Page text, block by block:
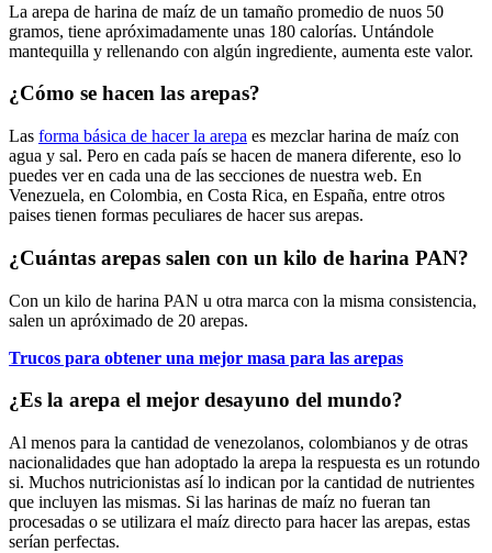
La arepa de harina de maíz de un tamaño promedio de nuos 50
gramos, tiene apróximadamente unas 180 calorías. Untándole
mantequilla y rellenando con algún ingrediente, aumenta este valor.
¿Cómo se hacen las arepas?
Las forma básica de hacer la arepa es mezclar harina de maíz con
agua y sal. Pero en cada país se hacen de manera diferente, eso lo
puedes ver en cada una de las secciones de nuestra web. En
Venezuela, en Colombia, en Costa Rica, en España, entre otros
paises tienen formas peculiares de hacer sus arepas.
¿Cuántas arepas salen con un kilo de harina PAN?
Con un kilo de harina PAN u otra marca con la misma consistencia,
salen un apróximado de 20 arepas.
Trucos para obtener una mejor masa para las arepas
¿Es la arepa el mejor desayuno del mundo?
Al menos para la cantidad de venezolanos, colombianos y de otras
nacionalidades que han adoptado la arepa la respuesta es un rotundo
si. Muchos nutricionistas así lo indican por la cantidad de nutrientes
que incluyen las mismas. Si las harinas de maíz no fueran tan
procesadas o se utilizara el maíz directo para hacer las arepas, estas
serían perfectas.